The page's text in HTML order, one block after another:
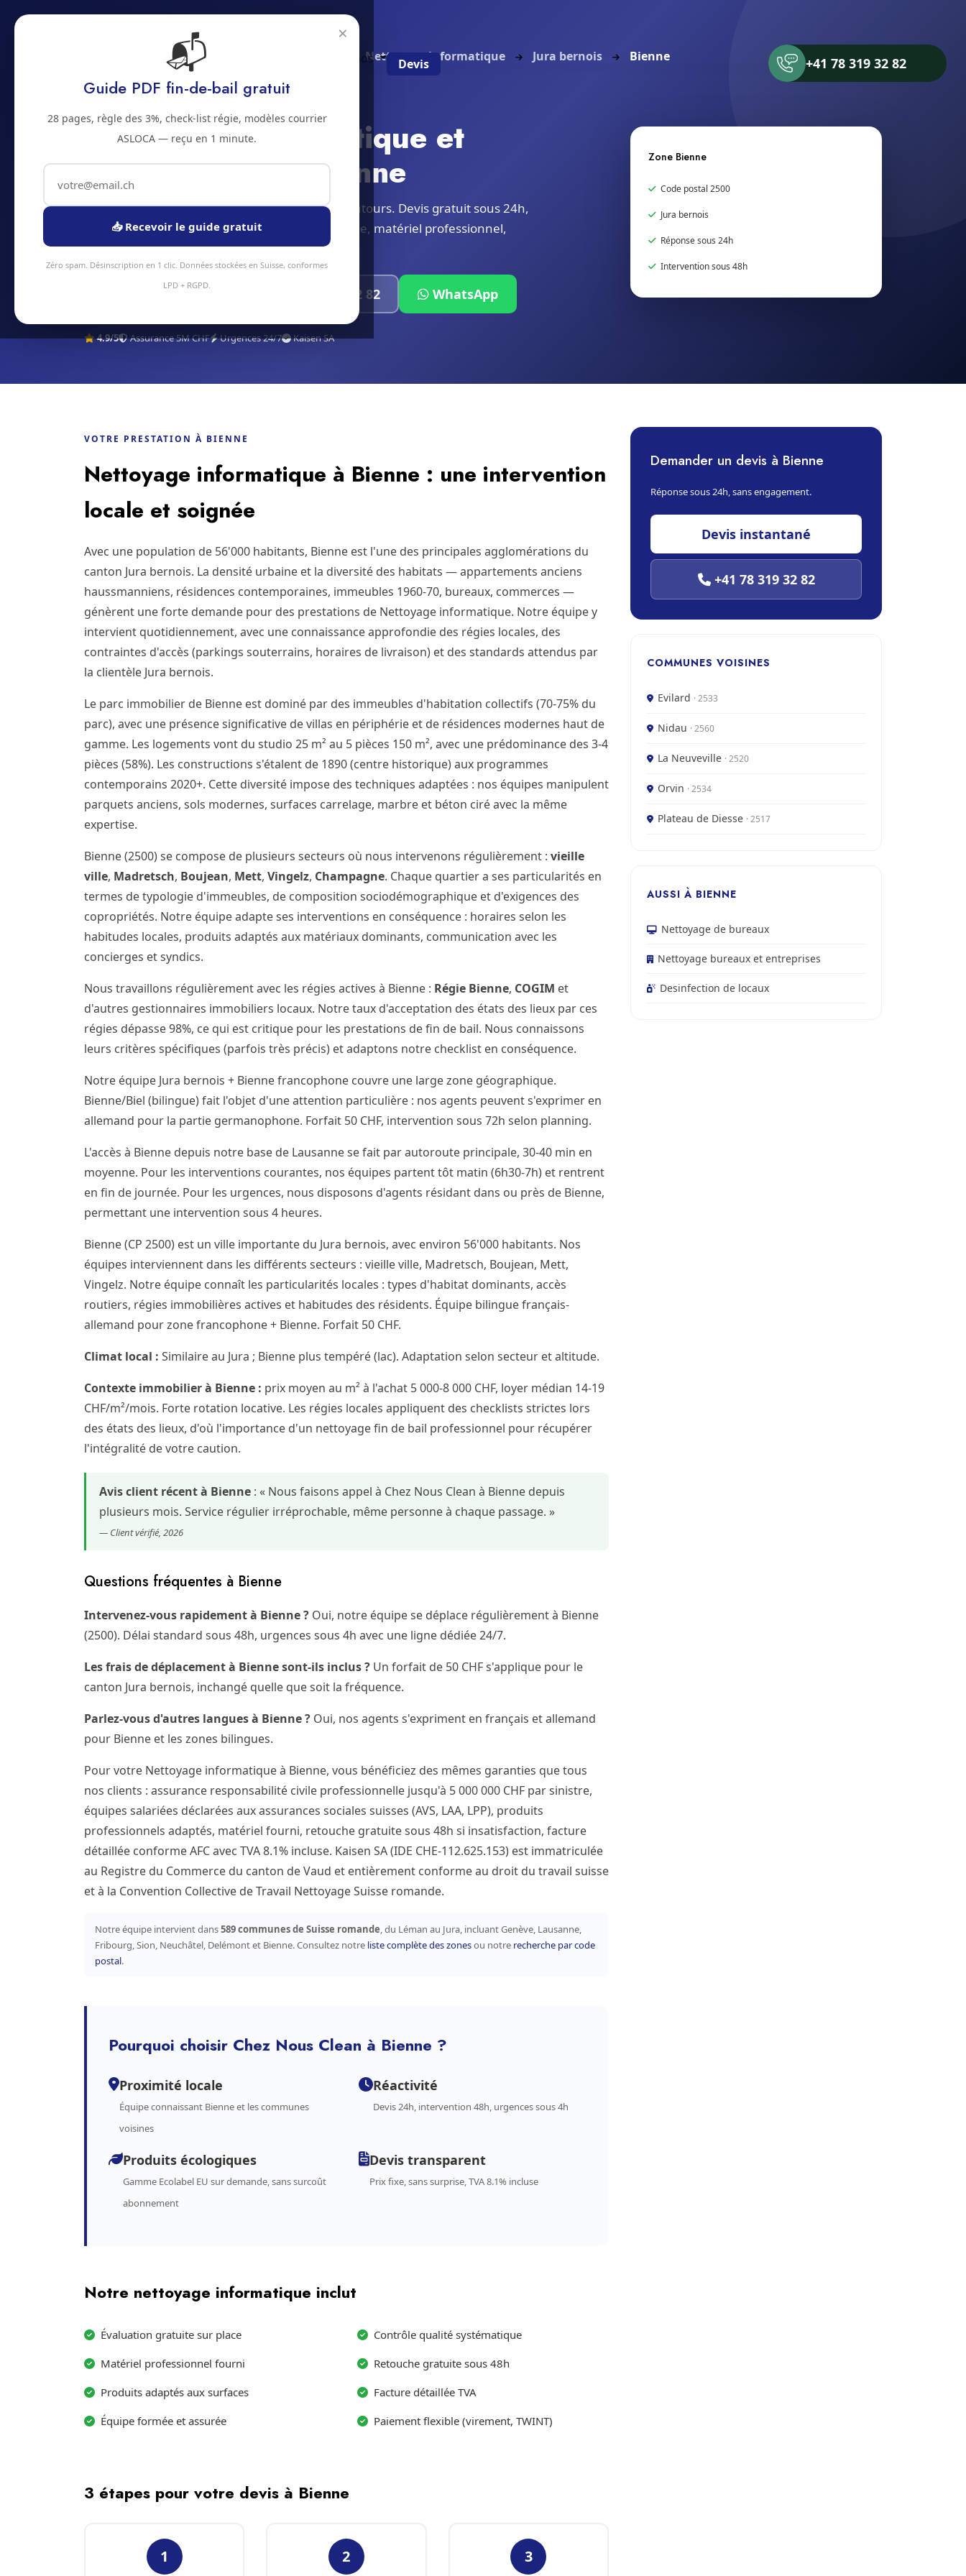
Prestations À propos Devis +41 78 319 32 82
Nettoyage informatique Jura bernois Bienne
2500 · JURA BERNOIS
Nettoyage informatique et
telephonique a Bienne
Service nettoyage informatique à Bienne et alentours. Devis gratuit sous 24h,
intervention sous 48h en moyenne. Équipe locale, matériel professionnel,
tarifs transparents.
Devis instantané +41 78 319 32 82 WhatsApp
4.9/5 Assurance 5M CHF Urgences 24/7 Kaisen SA
Zone Bienne
Code postal 2500
Jura bernois
Réponse sous 24h
Intervention sous 48h
VOTRE PRESTATION À BIENNE
Nettoyage informatique à Bienne : une intervention
locale et soignée
Avec une population de 56'000 habitants, Bienne est l'une des principales agglomérations du
canton Jura bernois. La densité urbaine et la diversité des habitats — appartements anciens
haussmanniens, résidences contemporaines, immeubles 1960-70, bureaux, commerces —
génèrent une forte demande pour des prestations de Nettoyage informatique. Notre équipe y
intervient quotidiennement, avec une connaissance approfondie des régies locales, des
contraintes d'accès (parkings souterrains, horaires de livraison) et des standards attendus par
la clientèle Jura bernois.
Le parc immobilier de Bienne est dominé par des immeubles d'habitation collectifs (70-75% du
parc), avec une présence significative de villas en périphérie et de résidences modernes haut de
gamme. Les logements vont du studio 25 m² au 5 pièces 150 m², avec une prédominance des 3-4
pièces (58%). Les constructions s'étalent de 1890 (centre historique) aux programmes
contemporains 2020+. Cette diversité impose des techniques adaptées : nos équipes manipulent
parquets anciens, sols modernes, surfaces carrelage, marbre et béton ciré avec la même
expertise.
Bienne (2500) se compose de plusieurs secteurs où nous intervenons régulièrement : vieille
ville, Madretsch, Boujean, Mett, Vingelz, Champagne. Chaque quartier a ses particularités en
termes de typologie d'immeubles, de composition sociodémographique et d'exigences des
copropriétés. Notre équipe adapte ses interventions en conséquence : horaires selon les
habitudes locales, produits adaptés aux matériaux dominants, communication avec les
concierges et syndics.
Nous travaillons régulièrement avec les régies actives à Bienne : Régie Bienne, COGIM et
d'autres gestionnaires immobiliers locaux. Notre taux d'acceptation des états des lieux par ces
régies dépasse 98%, ce qui est critique pour les prestations de fin de bail. Nous connaissons
leurs critères spécifiques (parfois très précis) et adaptons notre checklist en conséquence.
Notre équipe Jura bernois + Bienne francophone couvre une large zone géographique.
Bienne/Biel (bilingue) fait l'objet d'une attention particulière : nos agents peuvent s'exprimer en
allemand pour la partie germanophone. Forfait 50 CHF, intervention sous 72h selon planning.
L'accès à Bienne depuis notre base de Lausanne se fait par autoroute principale, 30-40 min en
moyenne. Pour les interventions courantes, nos équipes partent tôt matin (6h30-7h) et rentrent
en fin de journée. Pour les urgences, nous disposons d'agents résidant dans ou près de Bienne,
permettant une intervention sous 4 heures.
Bienne (CP 2500) est un ville importante du Jura bernois, avec environ 56'000 habitants. Nos
équipes interviennent dans les différents secteurs : vieille ville, Madretsch, Boujean, Mett,
Vingelz. Notre équipe connaît les particularités locales : types d'habitat dominants, accès
routiers, régies immobilières actives et habitudes des résidents. Équipe bilingue français-
allemand pour zone francophone + Bienne. Forfait 50 CHF.
Climat local : Similaire au Jura ; Bienne plus tempéré (lac). Adaptation selon secteur et altitude.
Contexte immobilier à Bienne : prix moyen au m² à l'achat 5 000-8 000 CHF, loyer médian 14-19
CHF/m²/mois. Forte rotation locative. Les régies locales appliquent des checklists strictes lors
des états des lieux, d'où l'importance d'un nettoyage fin de bail professionnel pour récupérer
l'intégralité de votre caution.
Avis client récent à Bienne : « Nous faisons appel à Chez Nous Clean à Bienne depuis
plusieurs mois. Service régulier irréprochable, même personne à chaque passage. »
— Client vérifié, 2026
Questions fréquentes à Bienne
Intervenez-vous rapidement à Bienne ? Oui, notre équipe se déplace régulièrement à Bienne
(2500). Délai standard sous 48h, urgences sous 4h avec une ligne dédiée 24/7.
Les frais de déplacement à Bienne sont-ils inclus ? Un forfait de 50 CHF s'applique pour le
canton Jura bernois, inchangé quelle que soit la fréquence.
Parlez-vous d'autres langues à Bienne ? Oui, nos agents s'expriment en français et allemand
pour Bienne et les zones bilingues.
Pour votre Nettoyage informatique à Bienne, vous bénéficiez des mêmes garanties que tous
nos clients : assurance responsabilité civile professionnelle jusqu'à 5 000 000 CHF par sinistre,
équipes salariées déclarées aux assurances sociales suisses (AVS, LAA, LPP), produits
professionnels adaptés, matériel fourni, retouche gratuite sous 48h si insatisfaction, facture
détaillée conforme AFC avec TVA 8.1% incluse. Kaisen SA (IDE CHE-112.625.153) est immatriculée
au Registre du Commerce du canton de Vaud et entièrement conforme au droit du travail suisse
et à la Convention Collective de Travail Nettoyage Suisse romande.
Notre équipe intervient dans589 communes de Suisse romande, du Léman au Jura, incluant Genève, Lausanne,
Fribourg, Sion, Neuchâtel, Delémont et Bienne. Consultez notre liste complète des zonesou notre recherche par code
postal.
Pourquoi choisir Chez Nous Clean à Bienne ?
Proximité locale
Équipe connaissant Bienne et les communes
voisines
Réactivité
Devis 24h, intervention 48h, urgences sous 4h
Produits écologiques
Gamme Ecolabel EU sur demande, sans surcoût
abonnement
Devis transparent
Prix fixe, sans surprise, TVA 8.1% incluse
Notre nettoyage informatique inclut
Évaluation gratuite sur place
Matériel professionnel fourni
Produits adaptés aux surfaces
Équipe formée et assurée
Contrôle qualité systématique
Retouche gratuite sous 48h
Facture détaillée TVA
Paiement flexible (virement, TWINT)
3 étapes pour votre devis à Bienne
1 2 3
Demander un devis à Bienne
Réponse sous 24h, sans engagement.
Devis instantané
+41 78 319 32 82
COMMUNES VOISINES
Evilard · 2533
Nidau · 2560
La Neuveville · 2520
Orvin · 2534
Plateau de Diesse · 2517
AUSSI À BIENNE
Nettoyage de bureaux
Nettoyage bureaux et entreprises
Desinfection de locaux
×
📬
Guide PDF fin-de-bail gratuit
28 pages, règle des 3%, check-list régie, modèles courrier
ASLOCA — reçu en 1 minute.
📥 Recevoir le guide gratuit
Zéro spam. Désinscription en 1 clic. Données stockées en Suisse, conformes
LPD + RGPD.